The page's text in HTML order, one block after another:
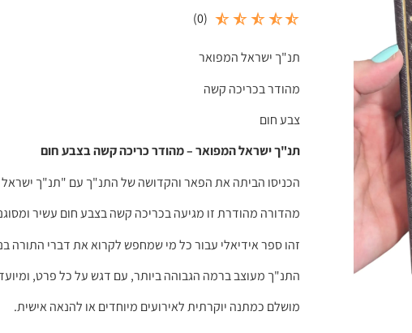
(
0
)
תנ"ך ישראל המפואר
מהודר בכריכה קשה
צבע חום
תנ"ך ישראל המפואר – מהודר כריכה קשה בצבע חום
הכניסו הביתה את הפאר והקדושה של התנ"ך עם "תנ"ך
מהדורה מהודרת זו מגיעה בכריכה קשה בצבע חום עשיר
זהו ספר אידיאלי עבור כל מי שמחפש לקרוא את דברי התורה
התנ"ך מעוצב ברמה הגבוהה ביותר, עם דגש על כל פרט,
מושלם כמתנה יוקרתית לאירועים מיוחדים או להנאה אישית.